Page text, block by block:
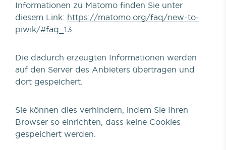
Informationen zu Matomo finden Sie unter
diesem Link: https://matomo.org/faq/new-to-
piwik/#faq_13
Die dadurch erzeugten Informationen werden
auf den Server des Anbieters übertragen und
dort gespeichert.
Sie können dies verhindern, indem Sie Ihren
Browser so einrichten, dass keine Cookies
gespeichert werden.